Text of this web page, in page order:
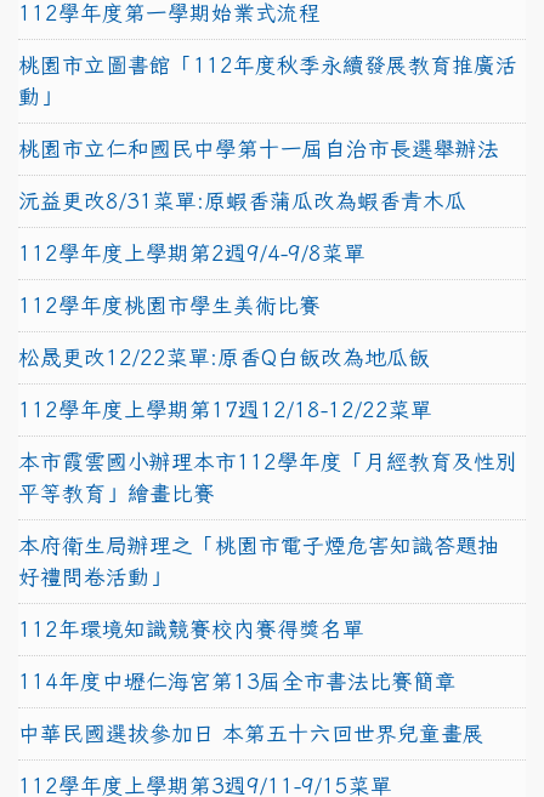
112學年度第一學期始業式流程
桃園市立圖書館「112年度秋季永續發展教育推廣活
動」
桃園市立仁和國民中學第十一屆自治市長選舉辦法
沅益更改8/31菜單:原蝦香蒲瓜改為蝦香青木瓜
112學年度上學期第2週9/4-9/8菜單
112學年度桃園市學生美術比賽
松晟更改12/22菜單:原香Q白飯改為地瓜飯
112學年度上學期第17週12/18-12/22菜單
本市霞雲國小辦理本市112學年度「月經教育及性別
平等教育」繪畫比賽
本府衛生局辦理之「桃園市電子煙危害知識答題抽
好禮問卷活動」
112年環境知識競賽校內賽得獎名單
114年度中壢仁海宮第13屆全市書法比賽簡章
中華民國選拔參加日 本第五十六回世界兒童畫展
112學年度上學期第3週9/11-9/15菜單